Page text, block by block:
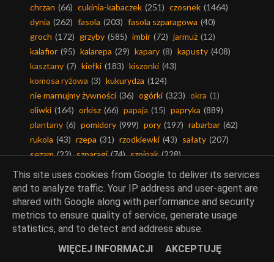
chrzan (66) cukinia-kabaczek (251) czosnek (1464)
dynia (262) fasola (203) fasola szparagowa (40)
groch (172) grzyby (585) imbir (72) jarmuż (12)
kalafior (95) kalarepa (29) kapary (8) kapusty (408)
kasztany (7) kiełki (183) kiszonki (43)
komosa ryżowa (3) kukurydza (124)
nie marnujmy żywności (36) ogórki (323) okra (1)
oliwki (164) orkisz (66) papaja (15) papryka (889)
plantany (6) pomidory (999) pory (197) rabarbar (62)
rukola (43) rzepa (31) rzodkiewki (43) sałaty (207)
sezam (22) szparagi (74) szpinak (228)
topinambur
(13) trufle warzywa egzotyczne
warzywa strączkowe (428) włoszczyzna
(292)
zapomniane owoce i warzywa (41) ziemniaki (487)
This site uses cookies from Google to deliver its services
and to analyze traffic. Your IP address and user-agent are
shared with Google along with performance and security
metrics to ensure quality of service, generate usage
statistics, and to detect and address abuse.
WIĘCEJ INFORMACJI
AKCEPTUJĘ